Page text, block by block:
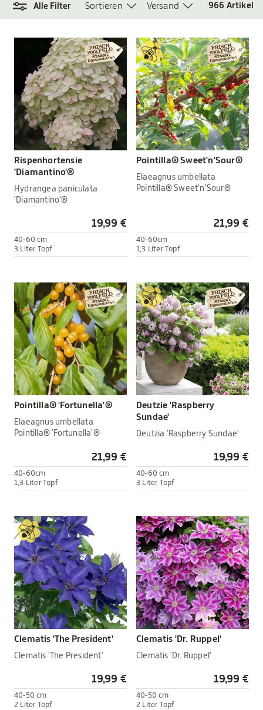
Alle Filter Sortieren Versand 966 Artikel
Rispenhortensie
'Diamantino'®
Hydrangea paniculata
'Diamantino'®
19,99 €
40-60 cm
3 Liter Topf
Pointilla® Sweet'n'Sour®
Elaeagnus umbellata
Pointilla® Sweet'n'Sour®
21,99 €
40-60cm
1,3 Liter Topf
Pointilla® 'Fortunella'®
Elaeagnus umbellata
Pointilla® 'Fortunella'®
21,99 €
40-60cm
1,3 Liter Topf
Deutzie 'Raspberry
Sundae'
Deutzia 'Raspberry Sundae'
19,99 €
40-60 cm
3 Liter Topf
Clematis 'The President'
Clematis 'The President'
19,99 €
40-50 cm
2 Liter Topf
Clematis 'Dr. Ruppel'
Clematis 'Dr. Ruppel'
19,99 €
40-50 cm
2 Liter Topf